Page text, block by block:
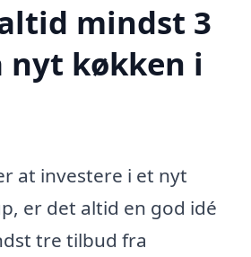
mindst 3
køkken i
at investere i et nyt
er det altid en god idé
tre tilbud fra